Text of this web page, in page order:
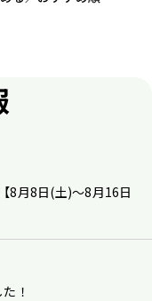
8月8日(土)～8月16日
！